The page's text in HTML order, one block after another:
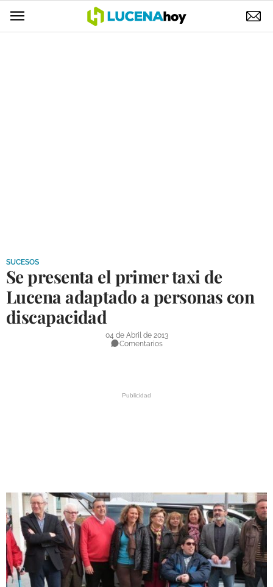
DEPORTES
COMPETICIONES
OBRAS
NECROLÓGICAS
GALERÍAS
SUCESOS
Se presenta el primer taxi de
Lucena adaptado a personas con
discapacidad
04 de Abril de 2013
Comentarios